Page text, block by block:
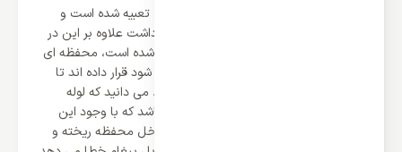
کمپرسور کولر گازی پرتابل در داخل دستگاه تعبیه شده است و
دردسر نصب جداگانه کمپرسور را نخواهید داشت علاوه بر این در
کولر گازی های پرتابلی که جدیدا وارد بازار شده است، محفظه ای
جهت ذخیره آبی که از لوله درین خارج می شود قرار داده اند تا
دیگر نیازی به لوله آب درین نداشته باشید. می دانید که لوله
درین جهت خروج آب ناشی از تعرق می باشد که با وجود این
محفظه نیاز به این لوله نیست و آب به داخل محفظه ریخته و